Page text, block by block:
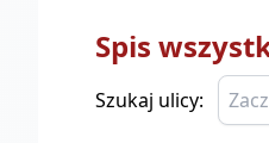
Spis
Szukaj ulicy: